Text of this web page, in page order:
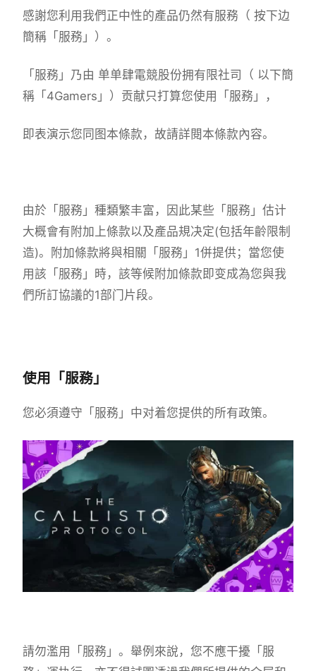
感謝您利用我們正中性的產品仍然有服務（ 按下边
簡稱「服務」）。
「服務」乃由 单单肆電競股份拥有限社司（ 以下簡
稱「4Gamers」）贡献只打算您使用「服務」，
即表演示您同图本條款，故請詳閱本條款內容。
由於「服務」種類繁丰富，因此某些「服務」估计
大概會有附加上條款以及產品規决定(包括年齡限制
造)。附加條款將與相關「服務」1併提供；當您使
用該「服務」時，該等候附加條款即变成為您與我
們所訂協議的1部门片段。
使用「服務」
您必須遵守「服務」中对着您提供的所有政策。
請勿濫用「服務」。舉例來說，您不應干擾「服